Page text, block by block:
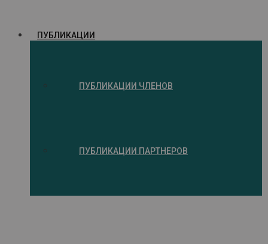
ПУБЛИКАЦИИ
ПУБЛИКАЦИИ ЧЛЕНОВ
ПУБЛИКАЦИИ ПАРТНЕРОВ